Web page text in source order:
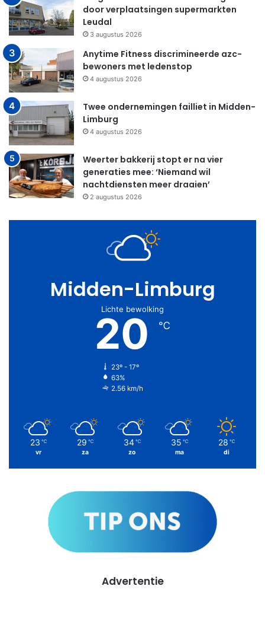
door verplaatsingen supermarkten
Leudal
3 augustus 2026
Anytime Fitness discrimineerde azc-
bewoners met ledenstop
4 augustus 2026
Twee ondernemingen failliet in Midden-
Limburg
4 augustus 2026
Weerter bakkerij stopt er na vier
generaties mee: ‘Niemand wil
nachtdiensten meer draaien’
2 augustus 2026
Midden-Limburg
Lichte bewolking
20 ℃
23º - 17º
63%
2.56 km/h
23 ℃
vr
29 ℃
za
34 ℃
zo
35 ℃
ma
28 ℃
di
Advertentie